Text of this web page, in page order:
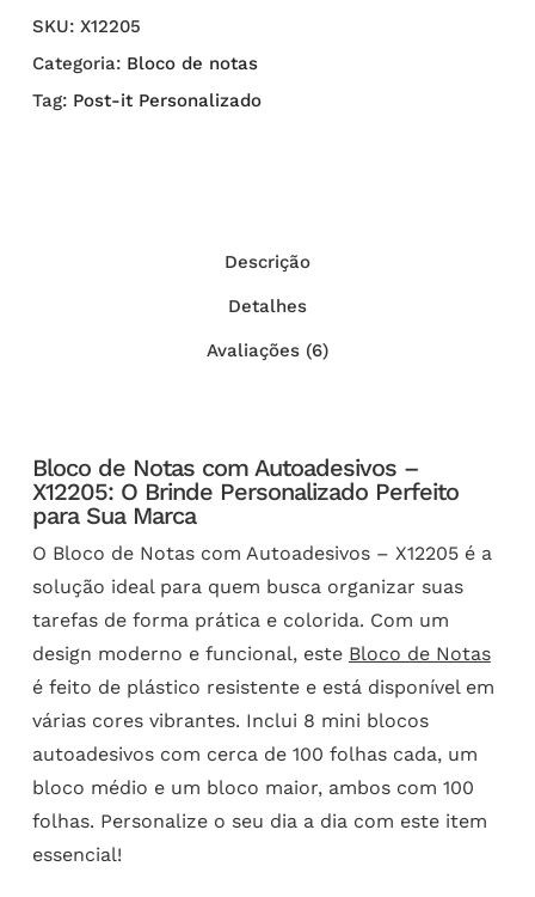
SKU: X12205
Categoria: Bloco de notas
Tag: Post-it Personalizado
Descrição
Detalhes
Avaliações (6)
Bloco de Notas com Autoadesivos –
X12205: O Brinde Personalizado Perfeito
para Sua Marca
O Bloco de Notas com Autoadesivos – X12205 é a
solução ideal para quem busca organizar suas
tarefas de forma prática e colorida. Com um
design moderno e funcional, este Bloco de Notas
é feito de plástico resistente e está disponível em
várias cores vibrantes. Inclui 8 mini blocos
autoadesivos com cerca de 100 folhas cada, um
bloco médio e um bloco maior, ambos com 100
folhas. Personalize o seu dia a dia com este item
essencial!